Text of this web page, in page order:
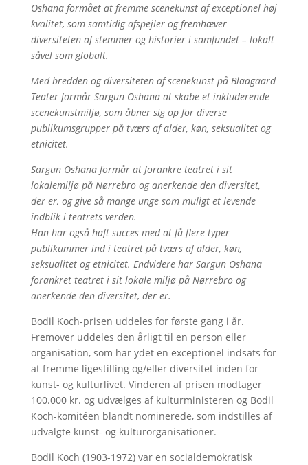
Oshana formået at fremme scenekunst af exceptionel høj
kvalitet, som samtidig afspejler og fremhæver
diversiteten af stemmer og historier i samfundet – lokalt
såvel som globalt.
Med bredden og diversiteten af scenekunst på Blaagaard
Teater formår Sargun Oshana at skabe et inkluderende
scenekunstmiljø, som åbner sig op for diverse
publikumsgrupper på tværs af alder, køn, seksualitet og
etnicitet.
Sargun Oshana formår at forankre teatret i sit
lokalemiljø på Nørrebro og anerkende den diversitet,
der er, og give så mange unge som muligt et levende
indblik i teatrets verden.
Han har også haft succes med at få flere typer
publikummer ind i teatret på tværs af alder, køn,
seksualitet og etnicitet. Endvidere har Sargun Oshana
forankret teatret i sit lokale miljø på Nørrebro og
anerkende den diversitet, der er.
Bodil Koch-prisen uddeles for første gang i år.
Fremover uddeles den årligt til en person eller
organisation, som har ydet en exceptionel indsats for
at fremme ligestilling og/eller diversitet inden for
kunst- og kulturlivet. Vinderen af prisen modtager
100.000 kr. og udvælges af kulturministeren og Bodil
Koch-komitéen blandt nominerede, som indstilles af
udvalgte kunst- og kulturorganisationer.
Bodil Koch (1903-1972) var en socialdemokratisk